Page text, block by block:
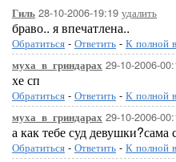
Гиль 28-10-2006-19:19 удалить
браво.. я впечатлена..
Обратиться - Ответить - К полной
муха_в_гриндарах 29-10-2006-
хе сп
Обратиться - Ответить - К полной
муха_в_гриндарах 29-10-2006-
а как тебе суд девушки?сама
Обратиться - Ответить - К полной